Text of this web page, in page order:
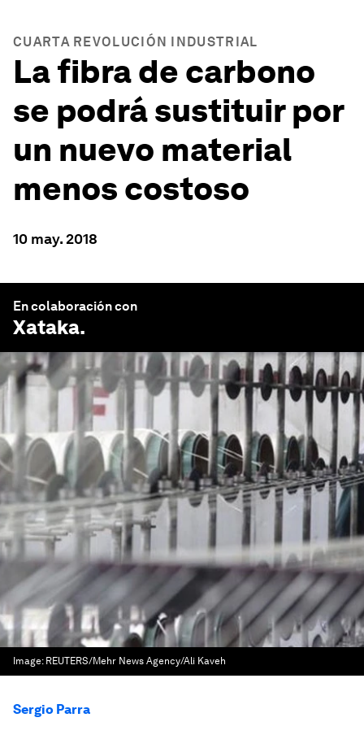
CUARTA REVOLUCIÓN INDUSTRIAL
La fibra de carbono
se podrá sustituir por
un nuevo material
menos costoso
10 may. 2018
En colaboración con
Xataka.
Image: REUTERS/Mehr News Agency/Ali Kaveh
Sergio Parra